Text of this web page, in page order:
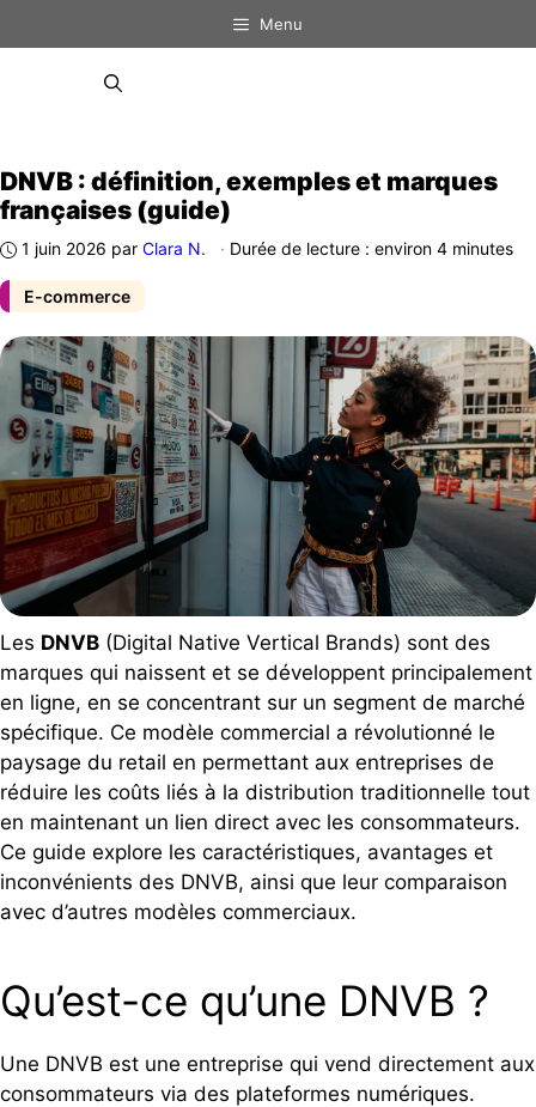
au
Menu
E-commerce
DNVB : définition, exemples et marques
françaises (guide)
1 juin 2026 par Clara N. · Durée de lecture : environ 4 minutes
Les DNVB (Digital Native Vertical Brands) sont des
marques qui naissent et se développent principalement
en ligne, en se concentrant sur un segment de marché
spécifique. Ce modèle commercial a révolutionné le
paysage du retail en permettant aux entreprises de
réduire les coûts liés à la distribution traditionnelle tout
en maintenant un lien direct avec les consommateurs.
Ce guide explore les caractéristiques, avantages et
inconvénients des DNVB, ainsi que leur comparaison
avec d’autres modèles commerciaux.
Qu’est-ce qu’une DNVB ?
Une DNVB est une entreprise qui vend directement aux
consommateurs via des plateformes numériques.